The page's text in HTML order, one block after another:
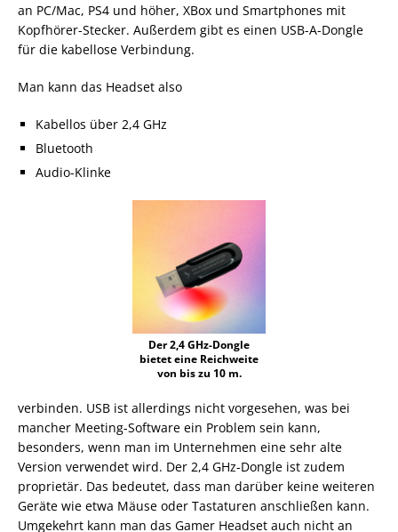
an PC/Mac, PS4 und höher, XBox und Smartphones mit
Kopfhörer-Stecker. Außerdem gibt es einen USB-A-Dongle
für die kabellose Verbindung.
Man kann das Headset also
Kabellos über 2,4 GHz
Bluetooth
Audio-Klinke
Der 2,4 GHz-Dongle
bietet eine Reichweite
von bis zu 10 m.
verbinden. USB ist allerdings nicht vorgesehen, was bei
mancher Meeting-Software ein Problem sein kann,
besonders, wenn man im Unternehmen eine sehr alte
Version verwendet wird. Der 2,4 GHz-Dongle ist zudem
proprietär. Das bedeutet, dass man darüber keine weiteren
Geräte wie etwa Mäuse oder Tastaturen anschließen kann.
Umgekehrt kann man das Gamer Headset auch nicht an